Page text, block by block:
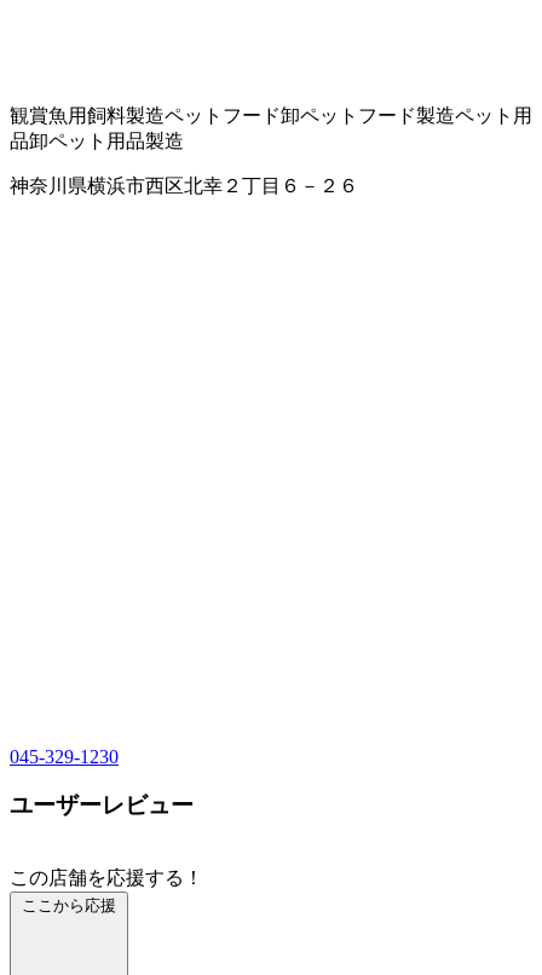
観賞魚用飼料製造ペットフード卸ペットフード製造ペット用
品卸ペット用品製造
神奈川県横浜市西区北幸２丁目６－２６
045-329-1230
ユーザーレビュー
この店舗を応援する！
ここから応援